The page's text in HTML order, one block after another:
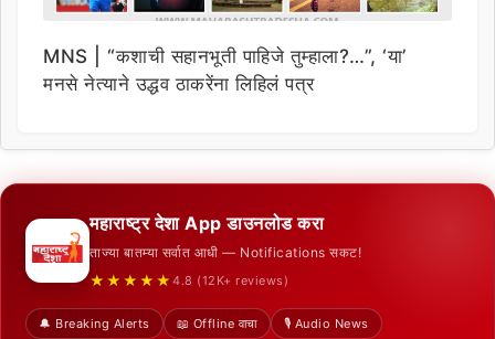
MNS | “कशाची सहानभूती पाहिजे तुम्हाला?…”, ‘या’
मनसे नेत्याने उद्धव ठाकरेंना लिहिलं पत्र
महाराष्ट्र देशा App डाउनलोड करा
ताज्या बातम्या सर्वात आधी — Notifications सकट!
★★★★★ 4.8 (12K+ reviews)
🔔 Breaking Alerts 📖 Offline वाचा
🎙️ Audio News